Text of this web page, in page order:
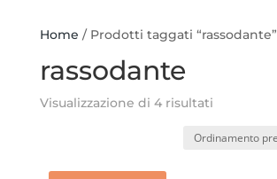
Home / Prodotti taggati “rassodante”
rassodante
Visualizzazione di 4 risultati